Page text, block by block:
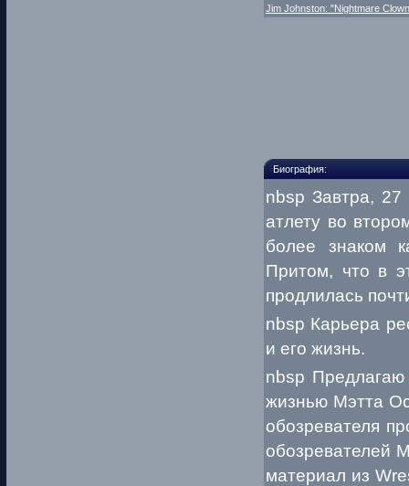
Jim Johnston: "Nightmare
Биография:
nbsp Завтра, 27
атлету во
более знаком
Притом, что в
продлилась
nbsp Карьера
и его жизнь.
nbsp Предлагаю
жизнью Мэтта
обозревателя
обозревателей
материал из